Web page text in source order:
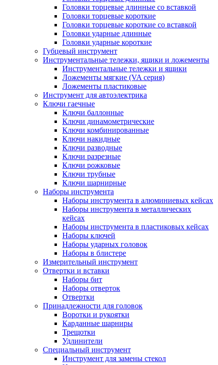
Головки торцевые длинные со вставкой
Головки торцевые короткие
Головки торцевые короткие со вставкой
Головки ударные длинные
Головки ударные короткие
Губцевый инструмент
Инструментальные тележки, ящики и ложементы
Инструментальные тележки и ящики
Ложементы мягкие (VA серия)
Ложементы пластиковые
Инструмент для автоэлектрика
Ключи гаечные
Ключи баллонные
Ключи динамометрические
Ключи комбинированные
Ключи накидные
Ключи разводные
Ключи разрезные
Ключи рожковые
Ключи трубные
Ключи шарнирные
Наборы инструмента
Наборы инструмента в алюминиевых кейсах
Наборы инструмента в металлических
кейсах
Наборы инструмента в пластиковых кейсах
Наборы ключей
Наборы ударных головок
Наборы в блистере
Измерительный инструмент
Отвертки и вставки
Наборы бит
Наборы отверток
Отвертки
Принадлежности для головок
Воротки и рукоятки
Карданные шарниры
Трещотки
Удлинители
Специальный инструмент
Инструмент для замены стекол